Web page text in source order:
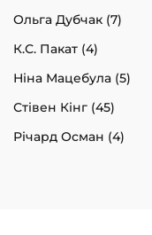
Ольга Дубчак (7)
К.С. Пакат (4)
Ніна Мацебула (5)
Стівен Кінг (45)
Річард Осман (4)